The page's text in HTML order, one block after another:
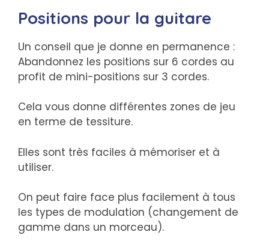
Positions pour la guitare
Un conseil que je donne en permanence :
Abandonnez les positions sur 6 cordes au
profit de mini-positions sur 3 cordes.
Cela vous donne différentes zones de jeu
en terme de tessiture.
Elles sont très faciles à mémoriser et à
utiliser.
On peut faire face plus facilement à tous
les types de modulation (changement de
gamme dans un morceau).